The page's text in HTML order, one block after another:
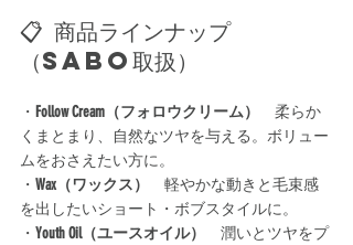
📋 商品ラインナップ
（SABO取扱）
・ Follow Cream（フォロウクリーム）
柔らか
くまとまり、自然なツヤを与える。ボリュー
ムをおさえたい方に。
・ Wax（ワックス）
軽やかな動きと毛束感
を出したいショート・ボブスタイルに。
・ Youth Oil（ユースオイル）
潤いとツヤをプ